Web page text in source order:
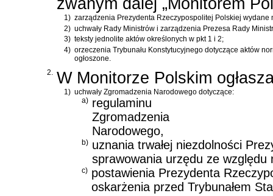
1) zarządzenia Prezydenta Rzeczypospolitej Polskiej wydane
2) uchwały Rady Ministrów i zarządzenia Prezesa Rady
3) teksty jednolite aktów określonych w pkt 1 i 2;
4) orzeczenia Trybunału Konstytucyjnego dotyczące aktów
ogłoszone.
2. W Monitorze Polskim
1) uchwały Zgromadzenia Narodowego dotyczące:
a) regulaminu
Zgromadzenia
Narodowego,
b) uznania trwałej niezdolności
sprawowania urzędu ze względu
c) postawienia Prezydenta
oskarżenia przed Trybunałem